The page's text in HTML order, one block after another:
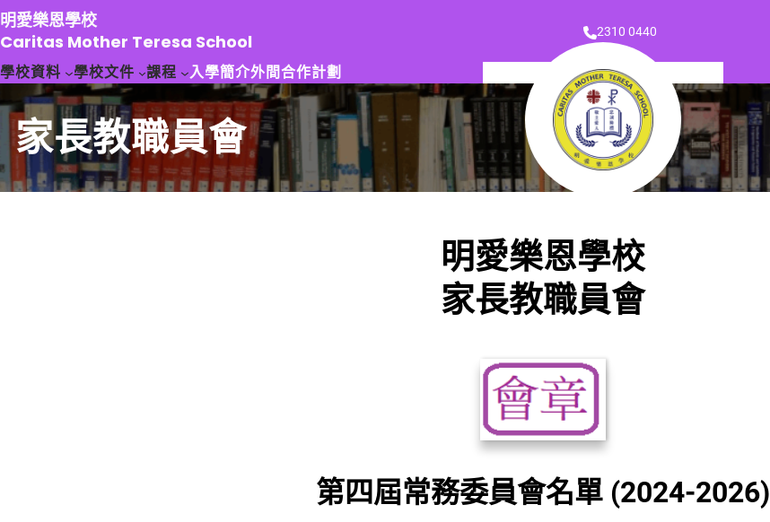
跳
至
主
要
容
明愛樂恩學校
Caritas Mother Teresa School
2310 0440
學校資料 學校文件 課程 入學簡介外間合作計劃
家長教職員會
明愛樂恩學校
家長教職員會
第四屆常務委員會名單 (2024-2026)